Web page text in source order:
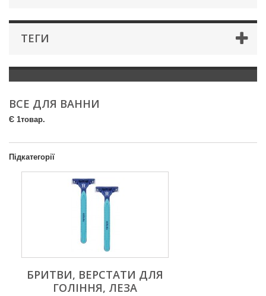
ТЕГИ
ВСЕ ДЛЯ ВАННИ
Є 1товар.
Підкатегорії
БРИТВИ, ВЕРСТАТИ ДЛЯ
ГОЛІННЯ, ЛЕЗА